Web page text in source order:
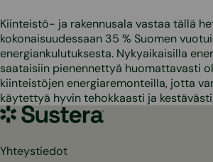
Kiinteistö- ja rakennusala vastaa tällä
kokonaisuudessaan 35 % Suomen
energiankulutuksesta. Nykyaikaisilla
saataisiin pienennettyä huomattavasti
kiinteistöjen energiaremonteilla, jotta
käytettyä hyvin tehokkaasti ja
Sustera
Yhteystiedot